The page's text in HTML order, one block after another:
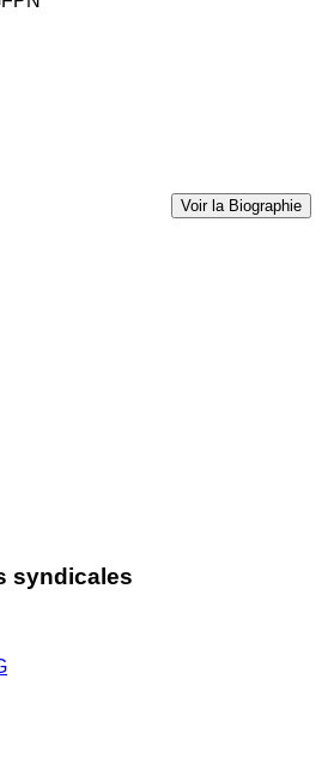
Voir la Biographie
syndicales